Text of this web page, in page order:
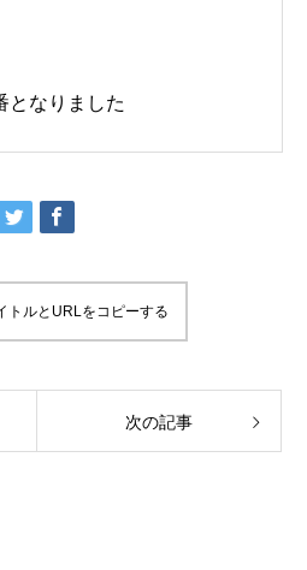
なりました
トルとURLをコピーする
次の記事